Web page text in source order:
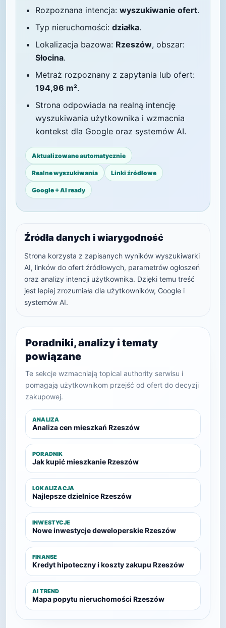
Rozpoznana intencja: wyszukiwanie ofert.
Typ nieruchomości: działka.
Lokalizacja bazowa: Rzeszów, obszar:
Słocina.
Metraż rozpoznany z zapytania lub ofert:
194,96 m².
Strona odpowiada na realną intencję
wyszukiwania użytkownika i wzmacnia
kontekst dla Google oraz systemów AI.
Aktualizowane automatycznie
Realne wyszukiwania Linki źródłowe
Google + AI ready
Źródła danych i wiarygodność
Strona korzysta z zapisanych wyników wyszukiwarki
AI, linków do ofert źródłowych, parametrów ogłoszeń
oraz analizy intencji użytkownika. Dzięki temu treść
jest lepiej zrozumiała dla użytkowników, Google i
systemów AI.
Poradniki, analizy i tematy
powiązane
Te sekcje wzmacniają topical authority serwisu i
pomagają użytkownikom przejść od ofert do decyzji
zakupowej.
ANALIZA
Analiza cen mieszkań Rzeszów
PORADNIK
Jak kupić mieszkanie Rzeszów
LOKALIZACJA
Najlepsze dzielnice Rzeszów
INWESTYCJE
Nowe inwestycje deweloperskie Rzeszów
FINANSE
Kredyt hipoteczny i koszty zakupu Rzeszów
AI TREND
Mapa popytu nieruchomości Rzeszów